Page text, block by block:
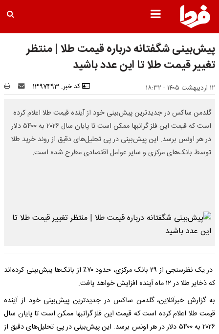
پیش‌بینی شگفتانه درباره قیمت طلا | منتظر
تغییر قیمت طلا تا این عدد باشید
۱۲ اردیبهشت ۱۴۰۵ - ۱۸:۳۲ کد خبر: 1397493
گلدمن ساکس در جدیدترین پیش‌بینی خود از آینده قیمت طلا اعلام کرده
است که قیمت این فلز گرانبها ممکن است تا پایان سال ۲۰۲۶ به ۵۴۰۰ دلار
در هر اونس برسد. این پیش‌بینی در پی تحلیل‌های دقیق از روند خرید طلا
توسط بانک‌های مرکزی و سایر عوامل اقتصادی مطرح شده است.
در یک نظرسنجی از ۲۹ بانک مرکزی، حدود ۷۰٪ از بانک‌ها پیش‌بینی کرده‌اند
که ذخایر طلا در ۱۲ ماه آینده افزایش خواهد یافت.
به گزارش خبرآنلاین، گلدمن ساکس در جدیدترین پیش‌بینی خود از آینده
قیمت طلا اعلام کرده است که قیمت این فلز گرانبها ممکن است تا پایان سال
۲۰۲۶ به ۵۴۰۰ دلار در هر اونس برسد. این پیش‌بینی در پی تحلیل‌های دقیق از